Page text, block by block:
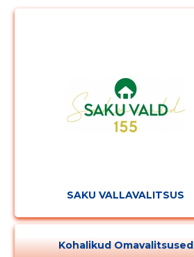
SAKU VALLAVALITSUS
Kohalikud Omavalitsused